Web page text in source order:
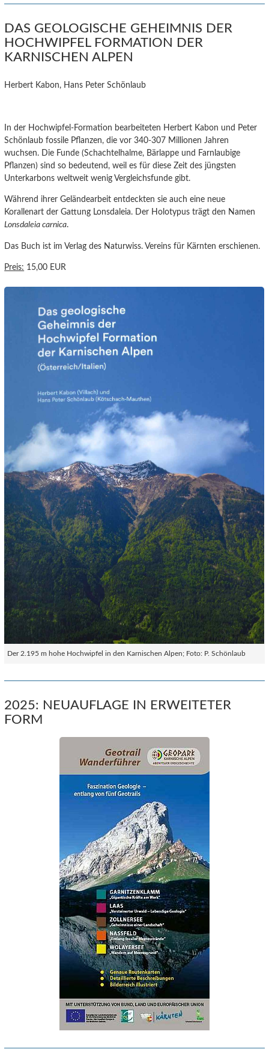
DAS GEOLOGISCHE GEHEIMNIS DER
HOCHWIPFEL FORMATION DER
KARNISCHEN ALPEN
Der 2.195 m hohe Hochwipfel in den Karnischen Alpen; Foto: P. Schönlaub
Herbert Kabon, Hans Peter Schönlaub
In der Hochwipfel-Formation bearbeiteten Herbert Kabon und Peter
Schönlaub fossile Pflanzen, die vor 340-307 Millionen Jahren
wuchsen. Die Funde (Schachtelhalme, Bärlappe und Farnlaubige
Pflanzen) sind so bedeutend, weil es für diese Zeit des jüngsten
Unterkarbons weltweit wenig Vergleichsfunde gibt.
Während ihrer Geländearbeit entdeckten sie auch eine neue
Korallenart der Gattung Lonsdaleia. Der Holotypus trägt den Namen
Lonsdaleia carnica.
Das Buch ist im Verlag des Naturwiss. Vereins für Kärnten erschienen.
Preis: 15,00 EUR
2025: NEUAUFLAGE IN ERWEITETER
FORM